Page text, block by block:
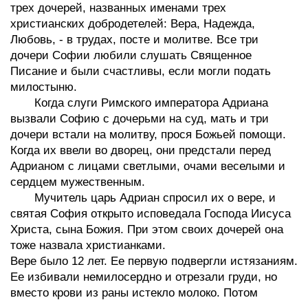
трех дочерей, названных именами трех
христианских добродетелей: Вера, Надежда,
Любовь, - в трудах, посте и молитве. Все три
дочери Софии любили слушать Священное
Писание и были счастливы, если могли подать
милостыню.
Когда слуги Римского императора Адриана
вызвали Софию с дочерьми на суд, мать и три
дочери встали на молитву, прося Божьей помощи.
Когда их ввели во дворец, они предстали перед
Адрианом с лицами светлыми, очами веселыми и
сердцем мужественным.
Мучитель царь Адриан спросил их о вере, и
святая София открыто исповедала Господа Иисуса
Христа, сына Божия. При этом своих дочерей она
тоже назвала христианками.
Вере было 12 лет. Ее первую подвергли истязаниям.
Ее избивали немилосердно и отрезали груди, но
вместо крови из раны истекло молоко. Потом